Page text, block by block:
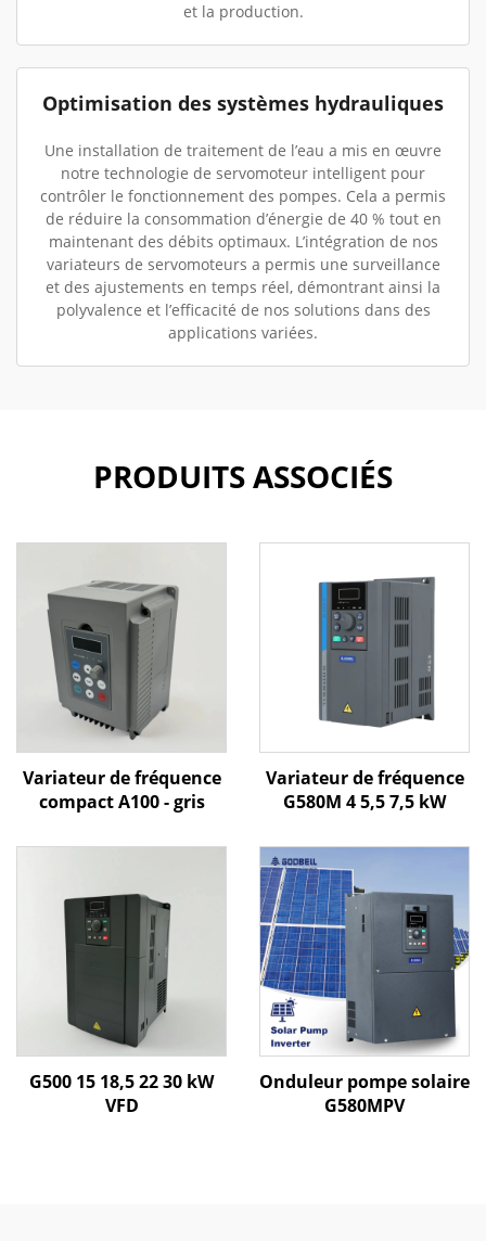
et la production.
Optimisation des systèmes hydrauliques
Une installation de traitement de l’eau a mis en œuvre
notre technologie de servomoteur intelligent pour
contrôler le fonctionnement des pompes. Cela a permis
de réduire la consommation d’énergie de 40 % tout en
maintenant des débits optimaux. L’intégration de nos
variateurs de servomoteurs a permis une surveillance
et des ajustements en temps réel, démontrant ainsi la
polyvalence et l’efficacité de nos solutions dans des
applications variées.
PRODUITS ASSOCIÉS
Variateur de fréquence
compact A100 - gris
Variateur de fréquence
G580M 4 5,5 7,5 kW
G500 15 18,5 22 30 kW
VFD
Onduleur pompe solaire
G580MPV